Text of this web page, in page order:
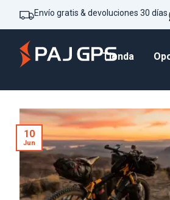
Envío gratis & devoluciones 30 días
Tienda
10
Jun